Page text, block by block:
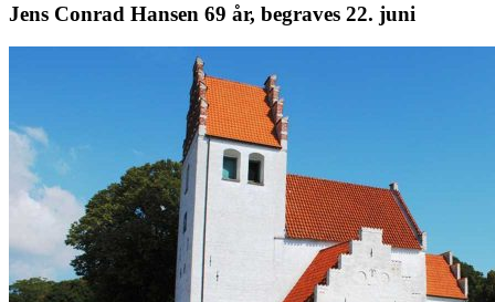
Jens Conrad Hansen 69 år, begraves 22. juni